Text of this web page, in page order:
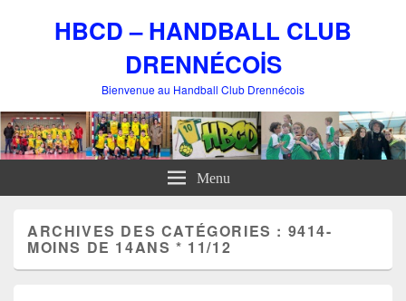
HBCD – HANDBALL CLUB
DRENNÉCOİS
Bienvenue au Handball Club Drennécois
Menu
ARCHIVES DES CATÉGORIES : 9414-
MOINS DE 14ANS * 11/12